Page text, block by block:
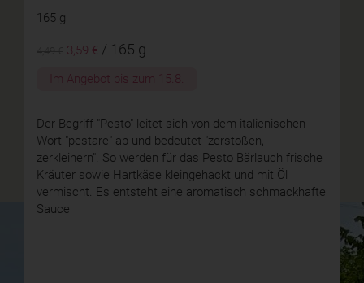
165 g
3,59 € / 165 g
Im Angebot bis zum 15.8.
Der Begriff "Pesto" leitet sich von dem italienischen
Wort "pestare" ab und bedeutet "zerstoßen,
zerkleinern". So werden für das Pesto Bärlauch frische
Kräuter sowie Hartkäse kleingehackt und mit Öl
vermischt. Es entsteht eine aromatisch schmackhafte
Sauce